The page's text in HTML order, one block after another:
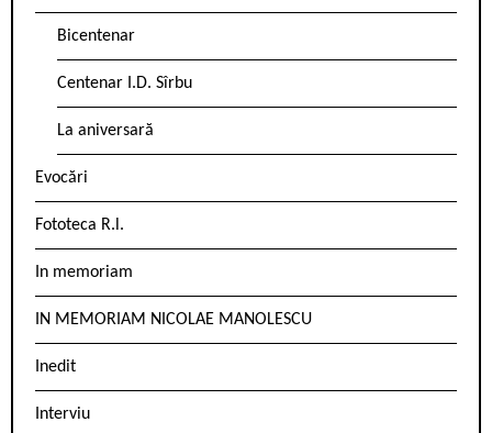
Bicentenar
Centenar I.D. Sîrbu
La aniversară
Evocări
Fototeca R.l.
In memoriam
IN MEMORIAM NICOLAE MANOLESCU
Inedit
Interviu